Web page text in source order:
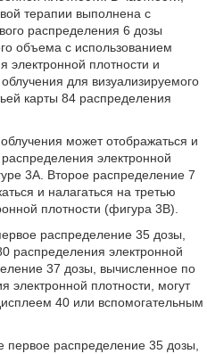
терапии выполнена с
распределения 6 дозы
объема с использованием
электронной плотности и
для визуализируемого
карты 84 распределения
может отображаться и
электронной
3A. Второе распределение 7
и налагаться на третью
плотности (фигура 3B).
распределение 35 дозы,
распределения электронной
37 дозы, вычисленное по
электронной плотности, могут
40 или вспомогательным
распределение 35 дозы,